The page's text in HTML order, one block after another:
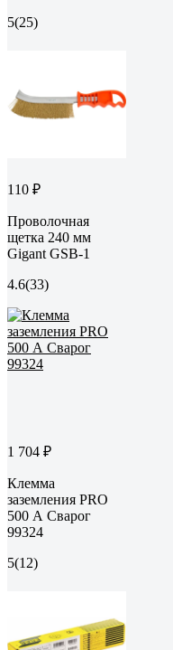
5(25)
110 ₽
Проволочная
щетка 240 мм
Gigant GSB-1
4.6(33)
1 704 ₽
Клемма
заземления PRO
500 А Сварог
99324
5(12)